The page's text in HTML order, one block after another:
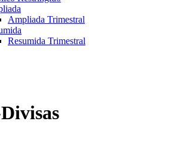
Ampliada Trimestral
Resumida Trimestral